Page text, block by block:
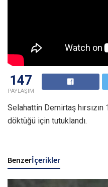
147
PAYLAŞIM
Selahattin Demirtaş
döktüğü için tutuklandı.
Benzerİçerikler